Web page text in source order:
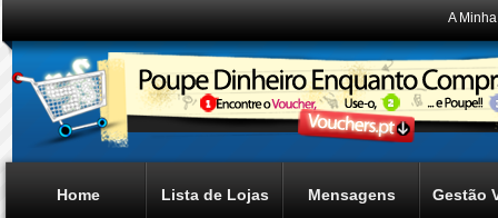
A
Home Lista de Lojas Mensagens Gestão